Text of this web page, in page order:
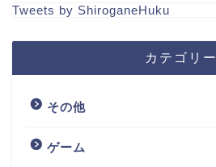
Tweets by ShiroganeHuku
カテゴリー
その他
ゲーム